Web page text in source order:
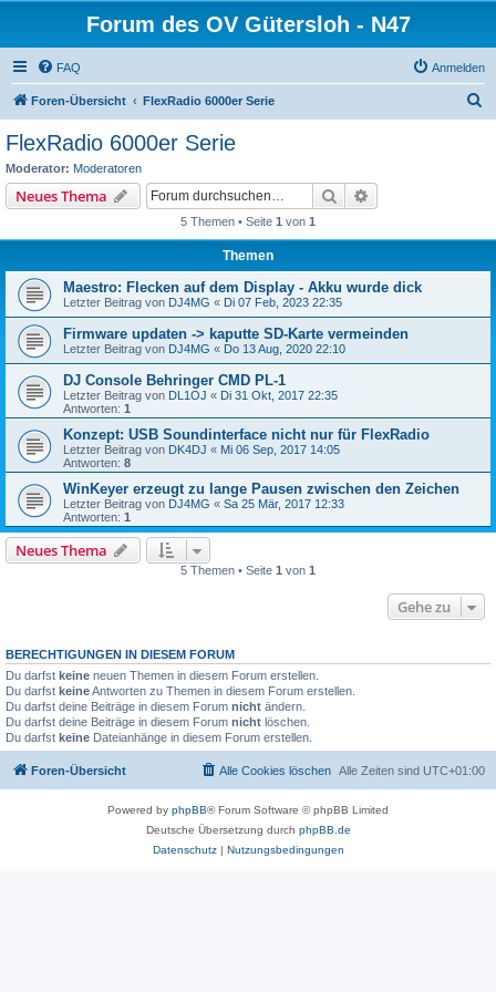
Forum des OV Gütersloh - N47
FAQ Anmelden
Foren-Übersicht FlexRadio 6000er Serie
FlexRadio 6000er Serie
Moderator: Moderatoren
Neues Thema Suche
5 Themen • Seite 1 von 1
Themen
Maestro: Flecken auf dem Display - Akku wurde dick
Letzter Beitrag von DJ4MG « Di 07 Feb, 2023 22:35
Firmware updaten -> kaputte SD-Karte vermeinden
Letzter Beitrag von DJ4MG « Do 13 Aug, 2020 22:10
DJ Console Behringer CMD PL-1
Letzter Beitrag von DL1OJ « Di 31 Okt, 2017 22:35
Antworten: 1
Konzept: USB Soundinterface nicht nur für FlexRadio
Letzter Beitrag von DK4DJ « Mi 06 Sep, 2017 14:05
Antworten: 8
WinKeyer erzeugt zu lange Pausen zwischen den Zeichen
Letzter Beitrag von DJ4MG « Sa 25 Mär, 2017 12:33
Antworten: 1
Neues Thema
5 Themen • Seite 1 von 1
Gehe zu
BERECHTIGUNGEN IN DIESEM FORUM
Du darfst keine neuen Themen in diesem Forum erstellen.
Du darfst keineAntworten zu Themen in diesem Forum erstellen.
Du darfst deine Beiträge in diesem Forum nicht ändern.
Du darfst deine Beiträge in diesem Forum nicht löschen.
Du darfst keine Dateianhänge in diesem Forum erstellen.
Foren-Übersicht Alle Zeiten sind UTC+01:00
Alle Cookies löschen
Powered by phpBB® Forum Software © phpBB Limited
Deutsche Übersetzung durch phpBB.de
Datenschutz| Nutzungsbedingungen